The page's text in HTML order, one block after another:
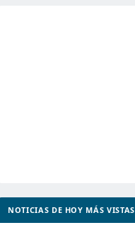
NOTICIAS DE HOY MÁS VISTAS